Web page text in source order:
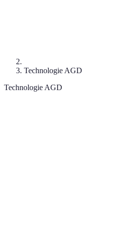
Technologie AGD
Technologie AGD